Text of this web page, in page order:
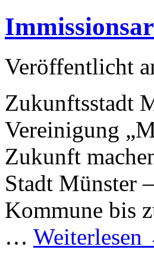
Veröffentlicht
Zukunftsstadt
Vereinigung
Zukunft
Stadt Münster
Kommune bis
… Weiterlesen